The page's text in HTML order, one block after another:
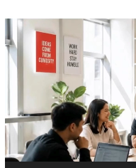
Pemutar
Video